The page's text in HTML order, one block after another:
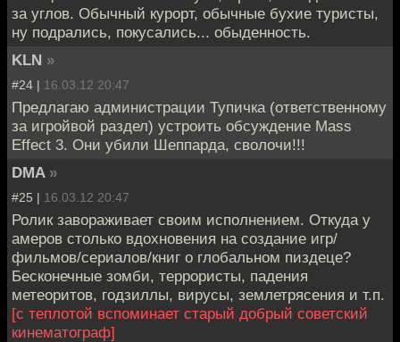
за углов. Обычный курорт, обычные бухие туристы,
ну подрались, покусались... обыденность.
KLN »
#24 | 16.03.12 20:47
Предлагаю администрации Тупичка (ответственному
за игройвой раздел) устроить обсуждение Mass
Effect 3. Они убили Шеппарда, сволочи!!!
DMA »
#25 | 16.03.12 20:47
Ролик завораживает своим исполнением. Откуда у
амеров столько вдохновения на создание игр/
фильмов/сериалов/книг о глобальном пиздеце?
Бесконечные зомби, террористы, падения
метеоритов, годзиллы, вирусы, землетрясения и т.п.
[с теплотой вспоминает старый добрый советский
кинематограф]